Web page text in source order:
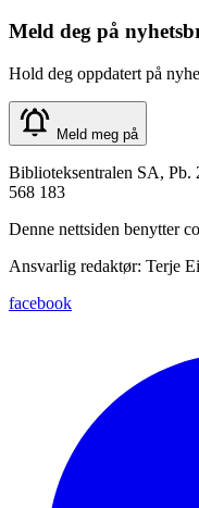
Meld deg på
Hold deg oppdatert på
Meld meg på
Biblioteksentralen SA,
568 183
Denne nettsiden benytter
Ansvarlig redaktør: Terje
facebook